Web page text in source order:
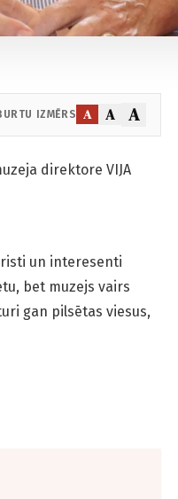
IZMĒRS A A A
direktore VIJA
un interesenti
bet muzejs vairs
gan pilsētas viesus,